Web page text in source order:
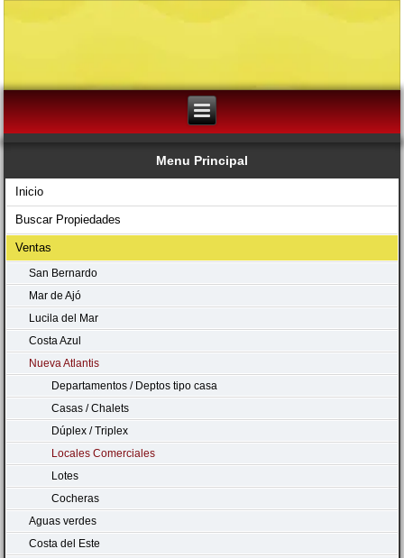
Menu Principal
Inicio
Buscar Propiedades
Ventas
San Bernardo
Mar de Ajó
Lucila del Mar
Costa Azul
Nueva Atlantis
Departamentos / Deptos tipo casa
Casas / Chalets
Dúplex / Triplex
Locales Comerciales
Lotes
Cocheras
Aguas verdes
Costa del Este